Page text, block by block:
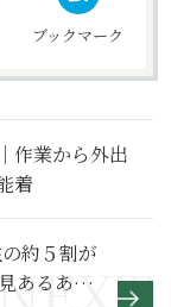
ブックマーク
作業から外出
着
約５割が
あるある